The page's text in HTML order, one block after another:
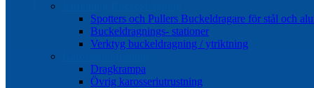
Spotters och Pullers Buckeldragare för stål och
Buckeldragnings- stationer
Verktyg buckeldragning / ytriktning
Dragkrampa
Övrig karosseriutrustning